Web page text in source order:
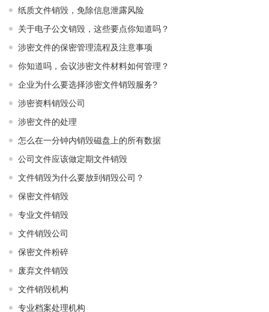
纸质文件销毁，免除信息泄露风险
关于电子公文销毁，这些要点你知道吗？
涉密文件的保密管理流程及注意事项
你知道吗，会议涉密文件材料如何管理？
企业为什么要选择涉密文件销毁服务?
涉密资料销毁公司
涉密文件的处理
怎么在一分钟内销毁磁盘上的所有数据
公司文件应该做定期文件销毁
文件销毁为什么要放到销毁公司？
保密文件销毁
专业文件销毁
文件销毁公司
保密文件粉碎
废弃文件销毁
文件销毁机构
专业档案处理机构